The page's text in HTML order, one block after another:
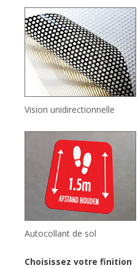
Vision unidirectionnelle
Autocollant de sol
Choisissez votre finition